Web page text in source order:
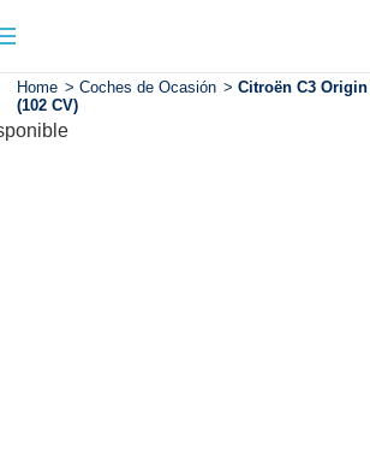
Home > Coches de Ocasión > Citroën C3
(102 CV)